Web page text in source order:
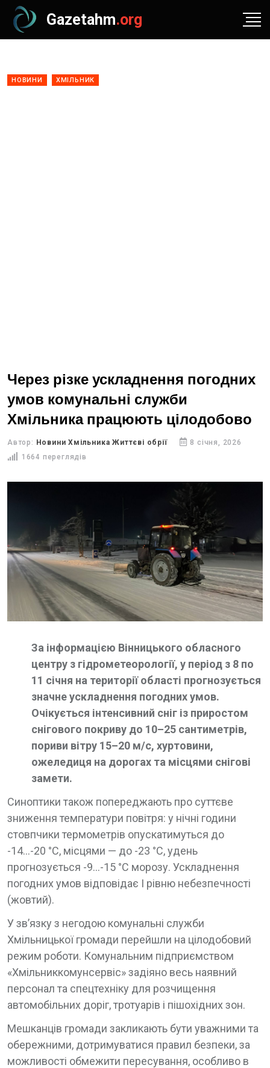
Gazetahm.org
НОВИНИ ХМІЛЬНИК
Через різке ускладнення погодних
умов комунальні служби
Хмільника працюють цілодобово
Автор: Новини Хмільника Життєві обрії
8 січня, 2026
1664 переглядів
За інформацією Вінницького обласного
центру з гідрометеорології, у період з 8 по
11 січня на території області прогнозується
значне ускладнення погодних умов.
Очікується інтенсивний сніг із приростом
снігового покриву до 10–25 сантиметрів,
пориви вітру 15–20 м/с, хуртовини,
ожеледиця на дорогах та місцями снігові
замети.
Синоптики також попереджають про суттєве
зниження температури повітря: у нічні години
стовпчики термометрів опускатимуться до
-14…-20 °С, місцями — до -23 °С, удень
прогнозується -9…-15 °С морозу. Ускладнення
погодних умов відповідає І рівню небезпечності
(жовтий).
У зв’язку з негодою комунальні служби
Хмільницької громади перейшли на цілодобовий
режим роботи. Комунальним підприємством
«Хмільниккомунсервіс» задіяно весь наявний
персонал та спецтехніку для розчищення
автомобільних доріг, тротуарів і пішохідних зон.
Мешканців громади закликають бути уважними та
обережними, дотримуватися правил безпеки, за
можливості обмежити пересування, особливо в